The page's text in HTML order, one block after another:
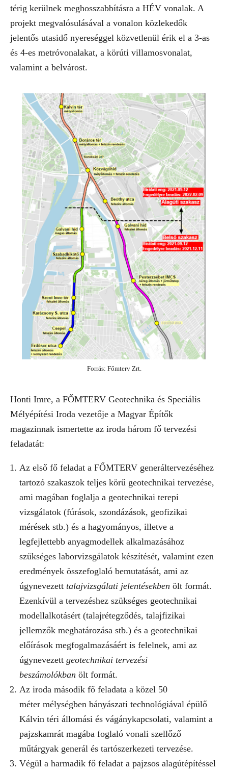
térig kerülnek meghosszabbításra a HÉV vonalak. A
projekt megvalósulásával a vonalon közlekedők
jelentős utasidő nyereséggel közvetlenül érik el a 3-as
és 4-es metróvonalakat, a körúti villamosvonalat,
valamint a belvárost.
Forrás: Főmterv Zrt.
Honti Imre, a FŐMTERV Geotechnika és Speciális
Mélyépítési Iroda vezetője a Magyar Építők
magazinnak ismertette az iroda három fő tervezési
feladatát:
Az első fő feladat a FŐMTERV generáltervezéséhez
tartozó szakaszok teljes körű geotechnikai tervezése,
ami magában foglalja a geotechnikai terepi
vizsgálatok (fúrások, szondázások, geofizikai
mérések stb.) és a hagyományos, illetve a
legfejlettebb anyagmodellek alkalmazásához
szükséges laborvizsgálatok készítését, valamint ezen
eredmények összefoglaló bemutatását, ami az
úgynevezett talajvizsgálati jelentésekben ölt formát.
Ezenkívül a tervezéshez szükséges geotechnikai
modellalkotásért (talajrétegződés, talajfizikai
jellemzők meghatározása stb.) és a geotechnikai
előírások megfogalmazásáért is felelnek, ami az
úgynevezett geotechnikai tervezési
beszámolókban ölt formát.
Az iroda második fő feladata a közel 50
méter mélységben bányászati technológiával épülő
Kálvin téri állomási és vágánykapcsolati, valamint a
pajzskamrát magába foglaló vonali szellőző
műtárgyak generál és tartószerkezeti tervezése.
Végül a harmadik fő feladat a pajzsos alagútépítéssel